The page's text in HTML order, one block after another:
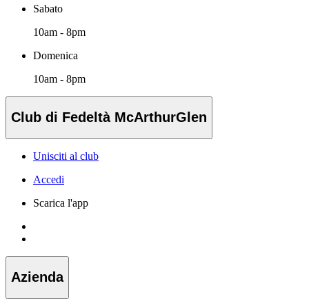
Sabato
10am - 8pm
Domenica
10am - 8pm
Club di Fedeltà McArthurGlen
Unisciti al club
Accedi
Scarica l'app
Azienda